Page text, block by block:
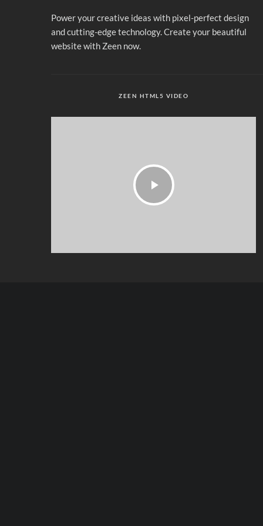
Power your creative ideas with pixel-perfect design
and cutting-edge technology. Create your beautiful
website with Zeen now.
ZEEN HTML5 VIDEO